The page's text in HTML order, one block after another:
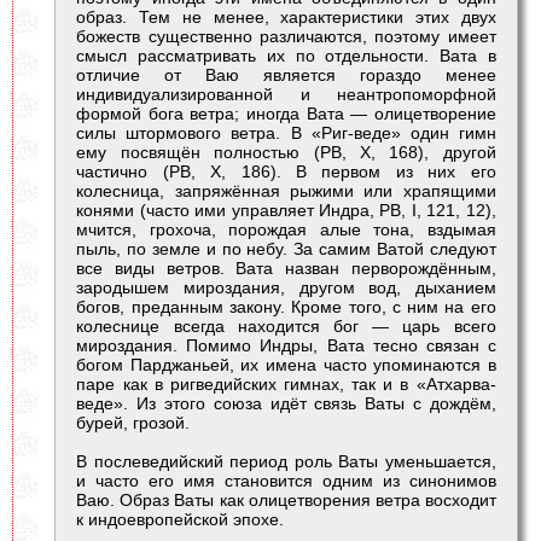
образ. Тем не менее, характеристики этих двух
божеств существенно различаются, поэтому имеет
смысл рассматривать их по отдельности. Вата в
отличие от Ваю является гораздо менее
индивидуализированной и неантропоморфной
формой бога ветра; иногда Вата — олицетворение
силы штормового ветра. В «Риг-веде» один гимн
ему посвящён полностью (РВ, Х, 168), другой
частично (РВ, Х, 186). В первом из них его
колесница, запряжённая рыжими или храпящими
конями (часто ими управляет Индра, РВ, I, 121, 12),
мчится, грохоча, порождая алые тона, вздымая
пыль, по земле и по небу. За самим Ватой следуют
все виды ветров. Вата назван перворождённым,
зародышем мироздания, другом вод, дыханием
богов, преданным закону. Кроме того, с ним на его
колеснице всегда находится бог — царь всего
мироздания. Помимо Индры, Вата тесно связан с
богом Парджаньей, их имена часто упоминаются в
паре как в ригведийских гимнах, так и в «Атхарва-
веде». Из этого союза идёт связь Ваты с дождём,
бурей, грозой.
В послеведийский период роль Ваты уменьшается,
и часто его имя становится одним из синонимов
Ваю. Образ Ваты как олицетворения ветра восходит
к индоевропейской эпохе.